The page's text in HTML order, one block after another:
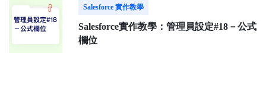
Salesforce 實作教學
Salesforce實作教學：管理員設定#18－公式
欄位